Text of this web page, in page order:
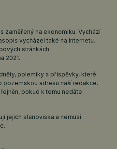
zaměřený na ekonomiku. Vychází
vycházel také na internetu.
stránkách
2021.
polemiky a příspěvky, které
pozemskou adresu naší redakce.
pokud k tomu nedáte
jejich stanoviska a nemusí